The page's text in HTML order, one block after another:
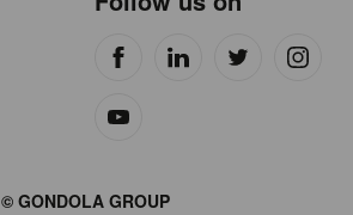
© GONDOLA GROUP